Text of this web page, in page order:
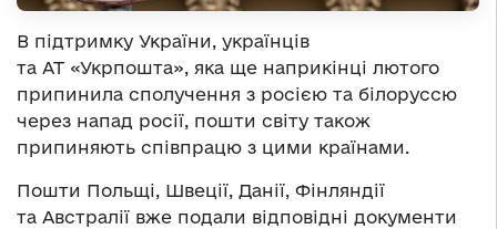
В підтримку України, українців
та АТ «Укрпошта», яка ще наприкінці лютого
припинила сполучення з росією та білоруссю
через напад росії, пошти світу також
припиняють співпрацю з цими країнами.
Пошти Польщі, Швеції, Данії, Фінляндії
та Австралії вже подали відповідні документи